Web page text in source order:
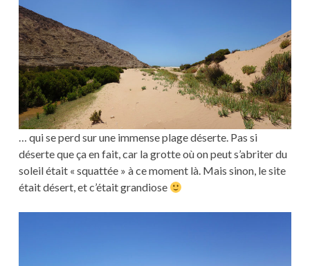
… qui se perd sur une immense plage déserte. Pas si
déserte que ça en fait, car la grotte où on peut s’abriter du
soleil était « squattée » à ce moment là. Mais sinon, le site
était désert, et c’était grandiose